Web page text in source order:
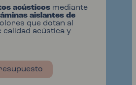
acústicosmediante
aislantes de
que dotan al
calidad acústica y